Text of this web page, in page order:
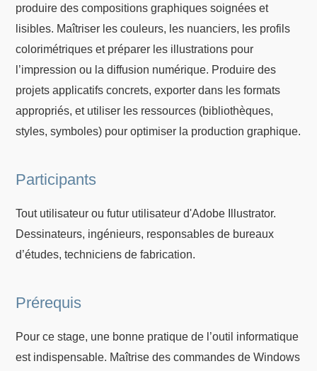
produire des compositions graphiques soignées et
lisibles. Maîtriser les couleurs, les nuanciers, les profils
colorimétriques et préparer les illustrations pour
l’impression ou la diffusion numérique. Produire des
projets applicatifs concrets, exporter dans les formats
appropriés, et utiliser les ressources (bibliothèques,
styles, symboles) pour optimiser la production graphique.
Participants
Tout utilisateur ou futur utilisateur d'Adobe Illustrator.
Dessinateurs, ingénieurs, responsables de bureaux
d’études, techniciens de fabrication.
Prérequis
Pour ce stage, une bonne pratique de l’outil informatique
est indispensable. Maîtrise des commandes de Windows